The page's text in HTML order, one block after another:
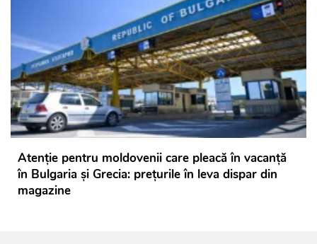
Atenție pentru moldovenii care pleacă în vacanță
în Bulgaria și Grecia: prețurile în leva dispar din
magazine